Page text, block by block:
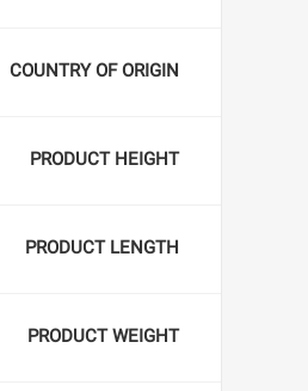
COUNTRY OF ORIGIN
PRODUCT HEIGHT
PRODUCT LENGTH
PRODUCT WEIGHT